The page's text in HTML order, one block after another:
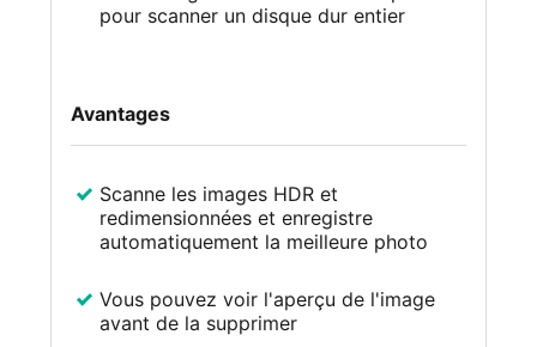
pour scanner un disque dur entier
Avantages
Scanne les images HDR et
redimensionnées et enregistre
automatiquement la meilleure photo
Vous pouvez voir l'aperçu de l'image
avant de la supprimer